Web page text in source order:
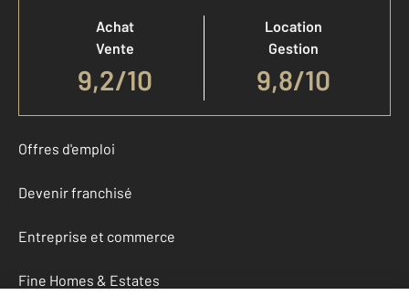
Achat
Vente
9,2/10
Location
Gestion
9,8/10
Offres d'emploi
Devenir franchisé
Entreprise et commerce
Fine Homes & Estates